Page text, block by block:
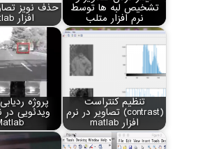
تشخیص لبه ها توسط
نرم افزار متلب
حذف نویز
افزار matlab
تنظیم کنتراست
(contrast) تصاویر در نرم
افزار matlab
پروژه
ویدئویی در